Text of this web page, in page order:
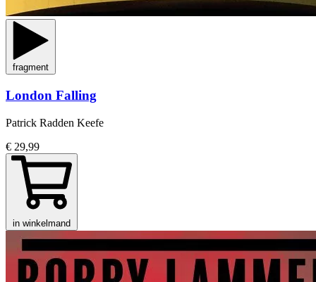
fragment
London Falling
Patrick Radden Keefe
€ 29,99
in winkelmand